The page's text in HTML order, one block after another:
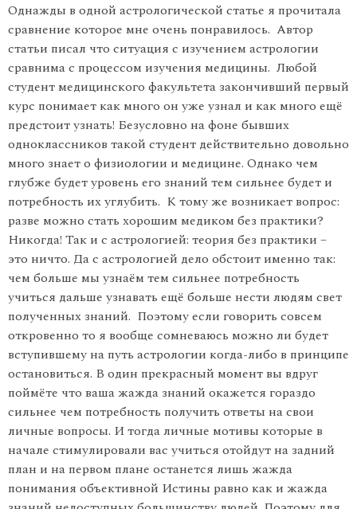
Однажды в одной астрологической статье я прочитала
сравнение которое мне очень понравилось. Автор
статьи писал что ситуация с изучением астрологии
сравнима с процессом изучения медицины. Любой
студент медицинского факультета закончивший первый
курс понимает как много он уже узнал и как много ещё
предстоит узнать! Безусловно на фоне бывших
одноклассников такой студент действительно довольно
много знает о физиологии и медицине. Однако чем
глубже будет уровень его знаний тем сильнее будет и
потребность их углубить. К тому же возникает вопрос:
разве можно стать хорошим медиком без практики?
Никогда! Так и с астрологией: теория без практики –
это ничто. Да с астрологией дело обстоит именно так:
чем больше мы узнаём тем сильнее потребность
учиться дальше узнавать ещё больше нести людям свет
полученных знаний. Поэтому если говорить совсем
откровенно то я вообще сомневаюсь можно ли будет
вступившему на путь астрологии когда-либо в принципе
остановиться. В один прекрасный момент вы вдруг
поймёте что ваша жажда знаний окажется гораздо
сильнее чем потребность получить ответы на свои
личные вопросы. И тогда личные мотивы которые в
начале стимулировали вас учиться отойдут на задний
план и на первом плане останется лишь жажда
понимания объективной Истины равно как и жажда